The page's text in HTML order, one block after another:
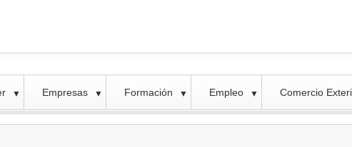
▼ Empresas ▼ Formación ▼ Empleo ▼ Comercio